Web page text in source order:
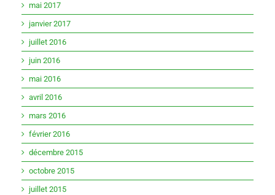
mai 2017
janvier 2017
juillet 2016
juin 2016
mai 2016
avril 2016
mars 2016
février 2016
décembre 2015
octobre 2015
juillet 2015